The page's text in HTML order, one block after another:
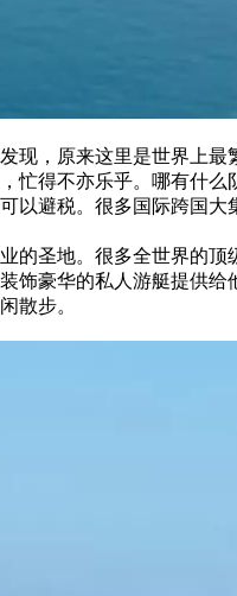
现，原来这里是世界上
忙得不亦乐乎。哪有什么
以避税。很多国际跨国
的圣地。很多全世界的
饰豪华的私人游艇提供
散步。